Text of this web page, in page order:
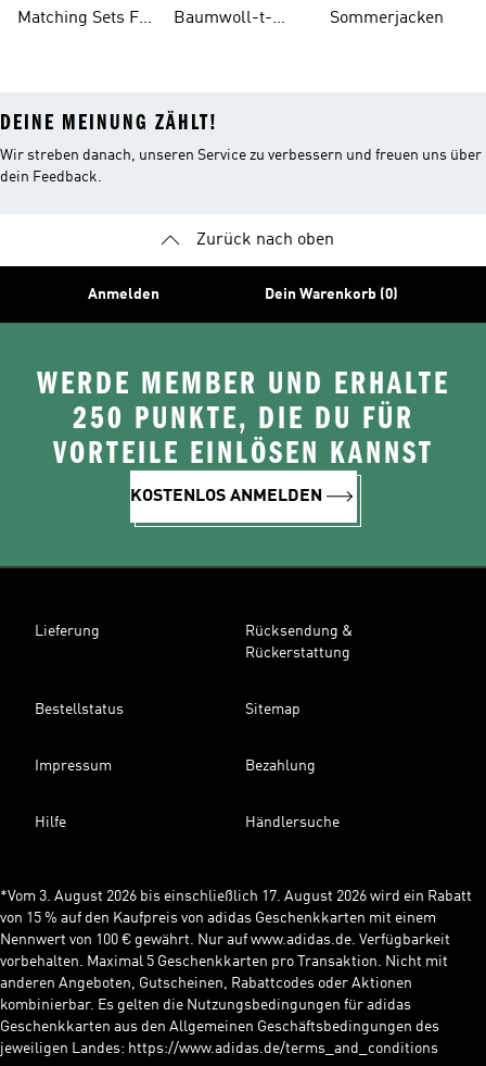
Für Damen
Matching Sets Für
Baumwoll-t-
Sommerjacken
DEINE MEINUNG ZÄHLT!
Wir streben danach, unseren Service zu verbessern und freuen uns über
dein Feedback.
Zurück nach oben
Anmelden Dein Warenkorb (0)
WERDE MEMBER UND ERHALTE
250 PUNKTE, DIE DU FÜR
VORTEILE EINLÖSEN KANNST
KOSTENLOS ANMELDEN
Lieferung
Rücksendung &
Rückerstattung
Bestellstatus Sitemap
Impressum Bezahlung
Hilfe Händlersuche
*Vom 3. August 2026 bis einschließlich 17. August 2026 wird ein Rabatt
von 15 % auf den Kaufpreis von adidas Geschenkkarten mit einem
Nennwert von 100 € gewährt. Nur auf www.adidas.de. Verfügbarkeit
vorbehalten. Maximal 5 Geschenkkarten pro Transaktion. Nicht mit
anderen Angeboten, Gutscheinen, Rabattcodes oder Aktionen
kombinierbar. Es gelten die Nutzungsbedingungen für adidas
Geschenkkarten aus den Allgemeinen Geschäftsbedingungen des
jeweiligen Landes: https://www.adidas.de/terms_and_conditions